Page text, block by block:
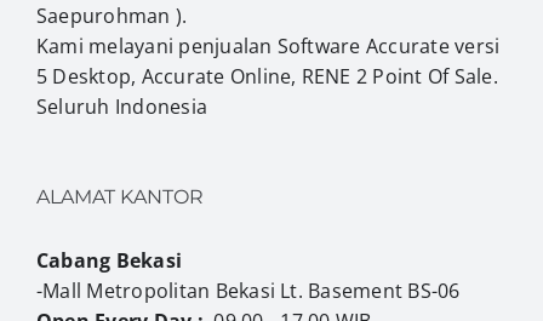
Saepurohman ).
Kami melayani penjualan Software Accurate versi
5 Desktop, Accurate Online, RENE 2 Point Of Sale.
Seluruh Indonesia
ALAMAT KANTOR
Cabang Bekasi
-Mall Metropolitan Bekasi Lt. Basement BS-06